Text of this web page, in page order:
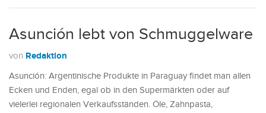
Asunción lebt von Schmuggelware
von Redaktion
Asunción: Argentinische Produkte in Paraguay findet man allen
Ecken und Enden, egal ob in den Supermärkten oder auf
vielerlei regionalen Verkaufsständen. Öle, Zahnpasta,